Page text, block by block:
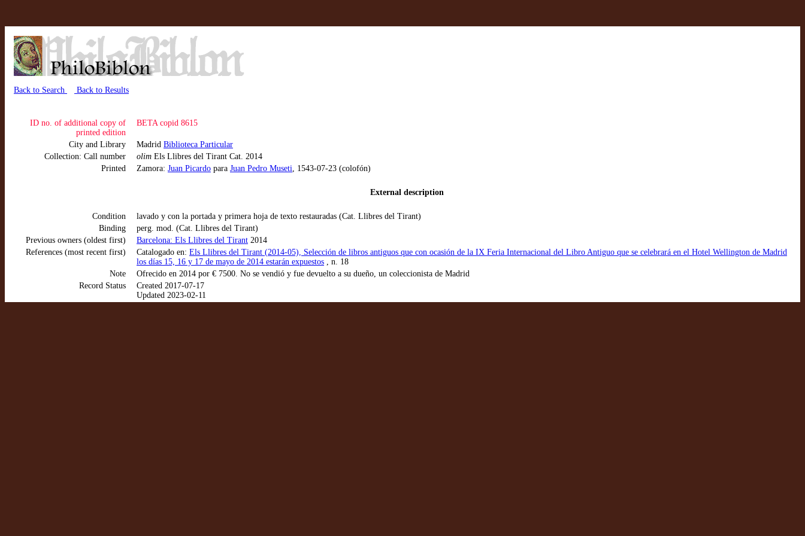
Back to Search Back to Results
ID no. of additional copy of
printed edition
BETA copid 8615
City and Library Madrid Biblioteca Particular
Collection: Call number
olim Els Llibres del Tirant Cat. 2014
Printed
Zamora: Juan Picardo para Juan Pedro Museti, 1543-07-23 (colofón)
External description
Condition
lavado y con la portada y primera hoja de texto restauradas (Cat. Llibres del Tirant)
Binding
perg. mod. (Cat. Llibres del Tirant)
Previous owners (oldest first)
Barcelona: Els Llibres del Tirant 2014
References (most recent first)
Catalogado en: Els Llibres del Tirant (2014-05), Selección de libros antiguos que con ocasión de la IX Feria Internacional del Libro Antiguo que se celebrará en el Hotel Wellington de Madrid
los días 15, 16 y 17 de mayo de 2014 estarán expuestos , n. 18
Note
Ofrecido en 2014 por € 7500. No se vendió y fue devuelto a su dueño, un coleccionista de Madrid
Record Status
Created 2017-07-17
Updated 2023-02-11